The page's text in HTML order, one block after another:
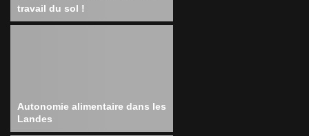
travail du sol !
Autonomie alimentaire dans les
Landes